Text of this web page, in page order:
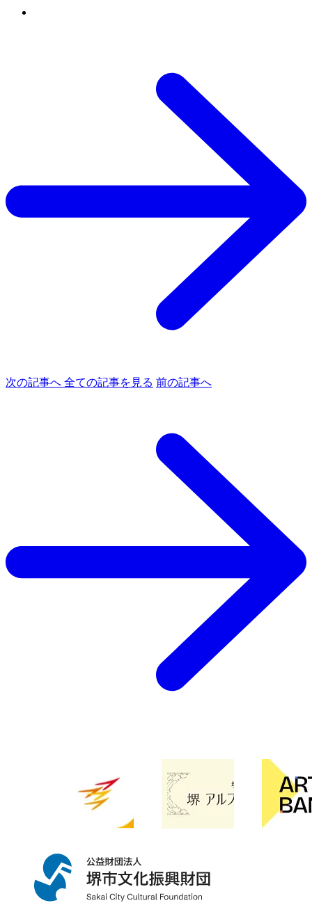
次の記事へ 全ての記事を見る 前の記事へ